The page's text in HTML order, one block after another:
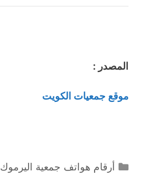
المصدر :
موقع جمعيات الكويت
التصنيفات
أرقام هواتف جمعية اليرموك